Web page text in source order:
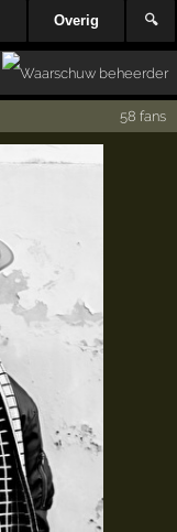
Overig 🔍
58 fans